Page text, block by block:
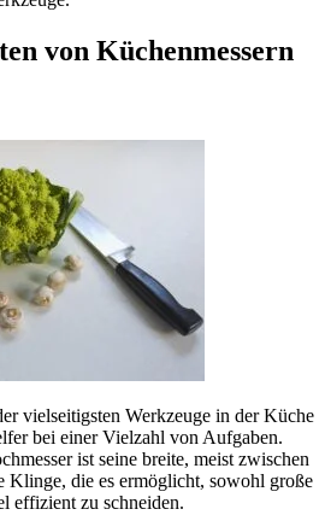
von Küchenmessern
vielseitigsten Werkzeuge in der Küche
bei einer Vielzahl von Aufgaben.
ist seine breite, meist zwischen
Klinge, die es ermöglicht, sowohl große
effizient zu schneiden.